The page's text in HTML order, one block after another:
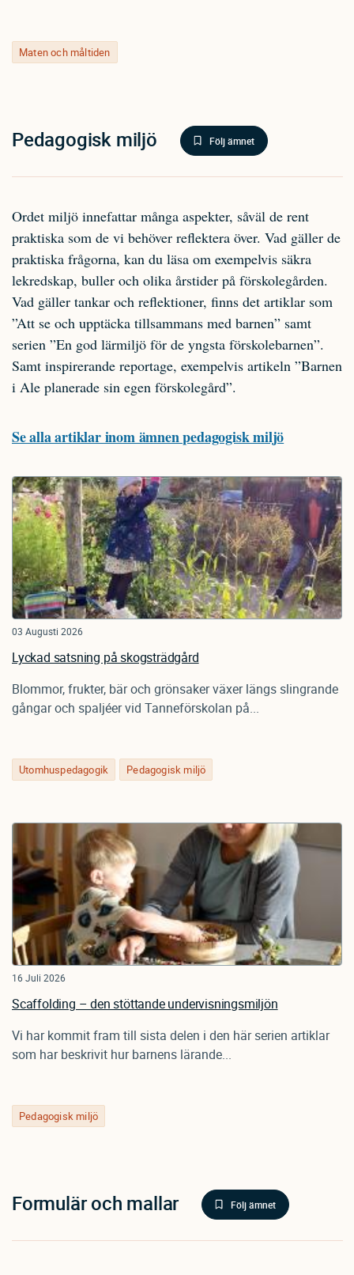
Maten och måltiden
Pedagogisk miljö Följ ämnet
Ordet miljö innefattar många aspekter, såväl de rent
praktiska som de vi behöver reflektera över. Vad gäller de
praktiska frågorna, kan du läsa om exempelvis säkra
lekredskap, buller och olika årstider på förskolegården.
Vad gäller tankar och reflektioner, finns det artiklar som
”Att se och upptäcka tillsammans med barnen” samt
serien ”En god lärmiljö för de yngsta förskolebarnen”.
Samt inspirerande reportage, exempelvis artikeln ”Barnen
i Ale planerade sin egen förskolegård”.
Se alla artiklar inom ämnen pedagogisk miljö
Utomhuspedagogik Pedagogisk miljö
03 Augusti 2026
Lyckad satsning på skogsträdgård
Blommor, frukter, bär och grönsaker växer längs slingrande
gångar och spaljéer vid Tanneförskolan på...
Pedagogisk miljö
16 Juli 2026
Scaffolding – den stöttande undervisningsmiljön
Vi har kommit fram till sista delen i den här serien artiklar
som har beskrivit hur barnens lärande...
Formulär och mallar Följ ämnet